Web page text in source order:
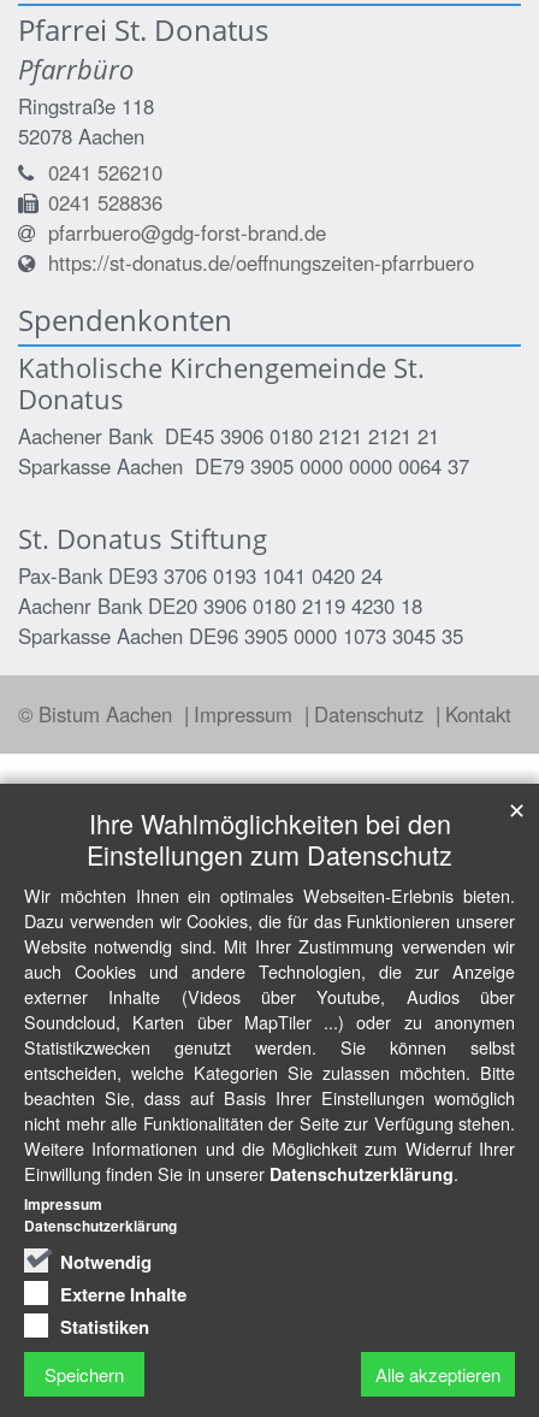
Pfarrei St. Donatus
Pfarrbüro
Ringstraße 118
52078 Aachen
0241 526210
0241 528836
pfarrbuero@gdg-forst-brand.de
https://st-donatus.de/oeffnungszeiten-pfarrbuero
Spendenkonten
Katholische Kirchengemeinde St.
Donatus
Aachener Bank DE45 3906 0180 2121 2121 21
Sparkasse Aachen DE79 3905 0000 0000 0064 37
St. Donatus Stiftung
Pax-Bank DE93 3706 0193 1041 0420 24
Aachenr Bank DE20 3906 0180 2119 4230 18
Sparkasse Aachen DE96 3905 0000 1073 3045 35
© Bistum Aachen Impressum Datenschutz Kontakt
Ihre Wahlmöglichkeiten bei den
Einstellungen zum Datenschutz
Wir möchten Ihnen ein optimales Webseiten-Erlebnis bieten.
Dazu verwenden wir Cookies, die für das Funktionieren unserer
Website notwendig sind. Mit Ihrer Zustimmung verwenden wir
auch Cookies und andere Technologien, die zur Anzeige
externer Inhalte (Videos über Youtube, Audios über
Soundcloud, Karten über MapTiler ...) oder zu anonymen
Statistikzwecken genutzt werden. Sie können selbst
entscheiden, welche Kategorien Sie zulassen möchten. Bitte
beachten Sie, dass auf Basis Ihrer Einstellungen womöglich
nicht mehr alle Funktionalitäten der Seite zur Verfügung stehen.
Weitere Informationen und die Möglichkeit zum Widerruf Ihrer
Einwillung finden Sie in unserer Datenschutzerklärung.
Notwendig
Externe Inhalte
Statistiken
Speichern Alle akzeptieren
✕
Impressum
Datenschutzerklärung